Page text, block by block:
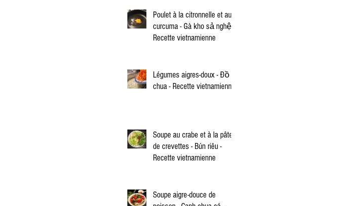
Poulet à la citronnelle et au
curcuma - Gà kho sả nghệ -
Recette vietnamienne
Légumes aigres-doux - Đồ
chua - Recette vietnamienne
Soupe au crabe et à la pâte
de crevettes - Bún riêu -
Recette vietnamienne
Soupe aigre-douce de